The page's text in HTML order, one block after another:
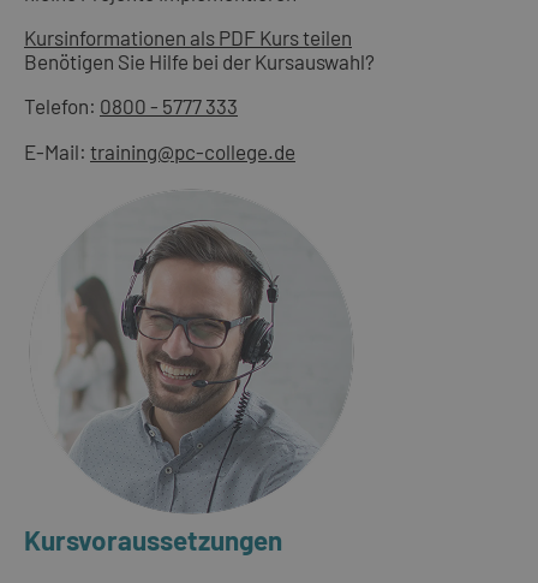
Kursinformationen als PDF Kurs teilen
Benötigen Sie Hilfe bei der Kursauswahl?
Telefon: 0800 - 5777 333
E-Mail: training@pc-college.de
Kursvoraussetzungen